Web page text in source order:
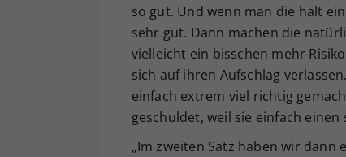
so gut. Und wenn man die halt
sehr gut. Dann machen die
vielleicht ein bisschen mehr
sich auf ihren Aufschlag
einfach extrem viel richtig
geschuldet, weil sie einfach
„Im zweiten Satz haben wir dann